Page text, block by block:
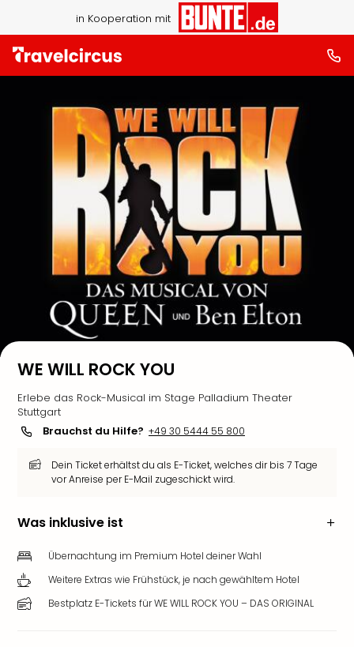
in Kooperation mit
WE WILL ROCK YOU
Erlebe das Rock-Musical im Stage Palladium Theater
Stuttgart
Brauchst du Hilfe? +49 30 5444 55 800
Dein Ticket erhältst du als E-Ticket, welches dir bis 7 Tage
vor Anreise per E-Mail zugeschickt wird.
Was inklusive ist
Übernachtung im Premium Hotel deiner Wahl
Weitere Extras wie Frühstück, je nach gewähltem Hotel
Bestplatz E-Tickets für WE WILL ROCK YOU – DAS ORIGINAL